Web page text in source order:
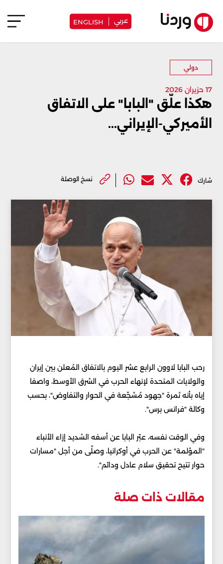
عربي ENGLISH
دولي
17 حزيران 2026
هكذا علّق "البابا" على الاتفاق
الأميركي-الإيراني...
شارك نسخ الوصلة
رحب البابا لاوون الرابع عشر اليوم بالاتفاق المُعلن بين إيران
والولايات المتحدة لإنهاء الحرب في الشرق الأوسط، واصفا
إياه بأنه ثمرة "جهود مُشجّعة في الحوار والتفاوض"، بحسب
وكالة "فرانس برس".
وفي الوقت نفسه، عبّر البابا عن أسفه الشديد إزاء الأنباء
"المؤلمة" عن الحرب في أوكرانيا، وصلّى من أجل "مسارات
حوار تتيح تحقيق سلام عادل ودائم".
مقالات ذات صلة